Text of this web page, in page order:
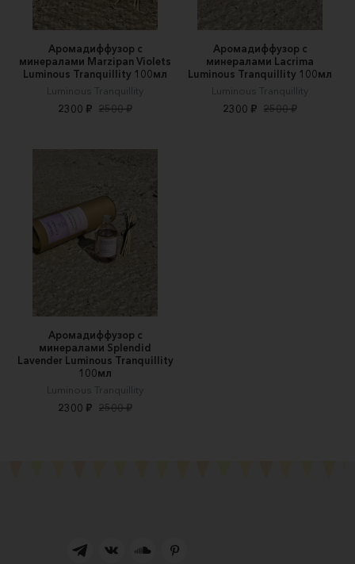
Аромадиффузор с
минералами Marzipan Violets
Luminous Tranquillity 100мл
Luminous Tranquillity
2300 ₽ 2500 ₽
Аромадиффузор с
минералами Lacrima
Luminous Tranquillity 100мл
Luminous Tranquillity
2300 ₽ 2500 ₽
Аромадиффузор с
минералами Splendid
Lavender Luminous Tranquillity
100мл
Luminous Tranquillity
2300 ₽ 2500 ₽